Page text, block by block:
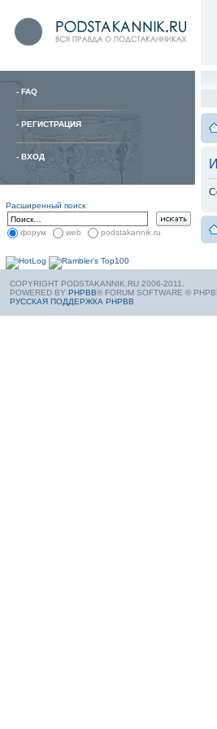
- FAQ
- РЕГИСТРАЦИЯ
- ВХОД
Расширенный поиск
форум web podstakannik.ru
COPYRIGHT PODSTAKANNIK.RU 2006-2011.
POWERED BY PHPBB® FORUM SOFTWARE ©
РУССКАЯ ПОДДЕРЖКА PHPBB